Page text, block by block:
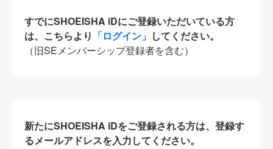
すでにSHOEISHA iDにご登録いただいている方
は、こちらより 「ログイン」 してください。
（旧SEメンバーシップ登録者を含む）
新たにSHOEISHA iDをご登録される方は、登録す
るメールアドレスを入力してください。